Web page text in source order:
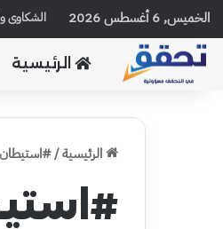
الخميس, 6 أغسطس 2026 الشكاوى
الرئيسية
الرئيسية/#استيطان